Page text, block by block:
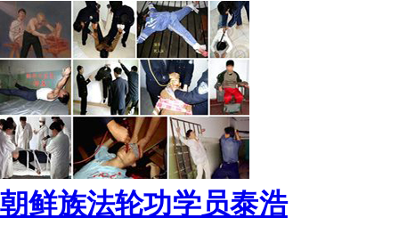
朝鲜族法轮功学员泰浩